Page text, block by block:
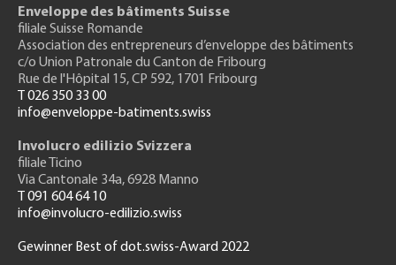
Enveloppe des bâtiments Suisse
filiale Suisse Romande
Association des entrepreneurs d’enveloppe des bâtiments
c/o Union Patronale du Canton de Fribourg
Rue de l'Hôpital 15, CP 592, 1701 Fribourg
T 026 350 33 00
info@enveloppe-batiments.swiss
Involucro edilizio Svizzera
filiale Ticino
Via Cantonale 34a, 6928 Manno
T 091 604 64 10
info@involucro-edilizio.swiss
Gewinner Best of dot.swiss-Award 2022